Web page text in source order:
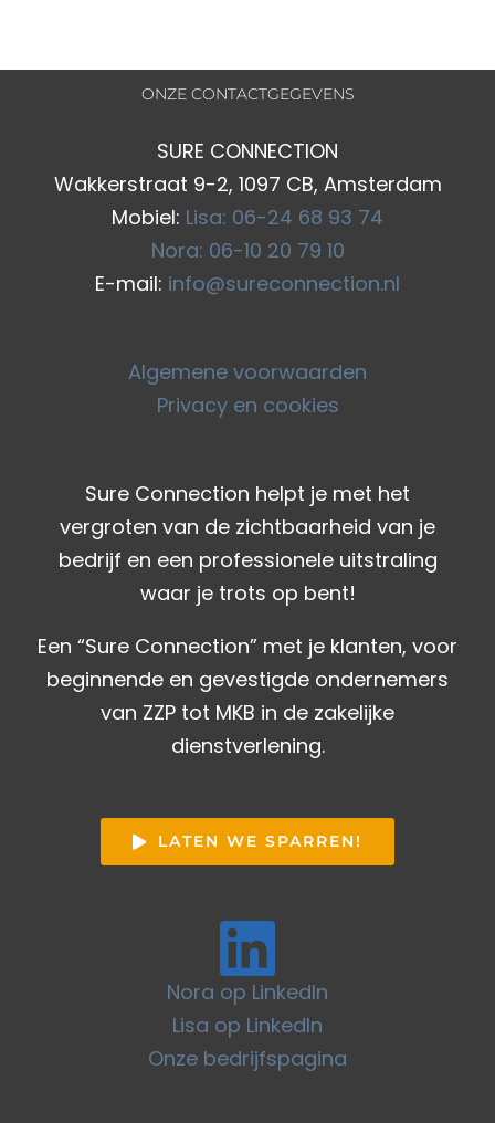
ONZE CONTACTGEGEVENS
SURE CONNECTION
Wakkerstraat 9-2, 1097 CB, Amsterdam
Mobiel: Lisa: 06-24 68 93 74
Nora: 06-10 20 79 10
E-mail: info@sureconnection.nl
Algemene voorwaarden
Privacy en cookies
Sure Connection helpt je met het
vergroten van de zichtbaarheid van je
bedrijf en een professionele uitstraling
waar je trots op bent!
Een “Sure Connection” met je klanten, voor
beginnende en gevestigde ondernemers
van ZZP tot MKB in de zakelijke
dienstverlening.
LATEN WE SPARREN!
Nora op LinkedIn
Lisa op LinkedIn
Onze bedrijfspagina